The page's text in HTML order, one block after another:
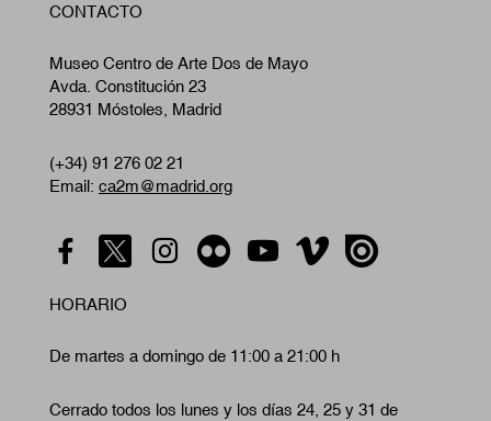
CONTACTO
Museo Centro de Arte Dos de Mayo
Avda. Constitución 23
28931 Móstoles, Madrid
(+34) 91 276 02 21
Email: ca2m@madrid.org
HORARIO
De martes a domingo de 11:00 a 21:00 h
Cerrado todos los lunes y los días 24, 25 y 31 de